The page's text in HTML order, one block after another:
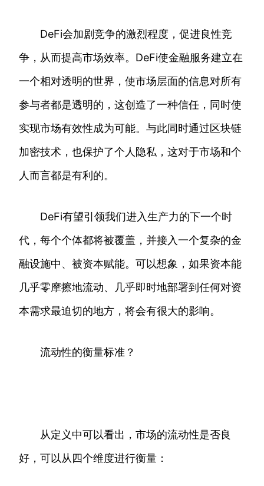
DeFi会加剧竞争的激烈程度，促进良性竞
争，从而提高市场效率。DeFi使金融服务建立在
一个相对透明的世界，使市场层面的信息对所有
参与者都是透明的，这创造了一种信任，同时使
实现市场有效性成为可能。与此同时通过区块链
加密技术，也保护了个人隐私，这对于市场和个
人而言都是有利的。
DeFi有望引领我们进入生产力的下一个时
代，每个个体都将被覆盖，并接入一个复杂的金
融设施中、被资本赋能。可以想象，如果资本能
几乎零摩擦地流动、几乎即时地部署到任何对资
本需求最迫切的地方，将会有很大的影响。
流动性的衡量标准？
从定义中可以看出，市场的流动性是否良
好，可以从四个维度进行衡量：